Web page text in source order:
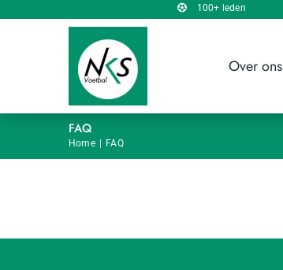
100+ leden
Over ons
FAQ
Home FAQ